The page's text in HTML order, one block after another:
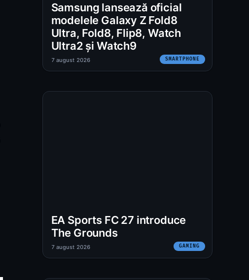
Samsung lansează oficial
modelele Galaxy Z Fold8
Ultra, Fold8, Flip8, Watch
Ultra2 și Watch9
SMARTPHONE
7 august 2026
EA Sports FC 27 introduce
The Grounds
GAMING
7 august 2026